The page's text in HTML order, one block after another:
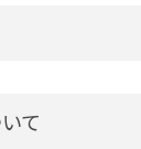
て